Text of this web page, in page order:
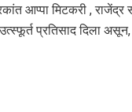
आप्पा मिटकरी , राजेंद्र
प्रतिसाद दिला असून,